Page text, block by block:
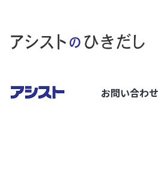
お問い合わせ